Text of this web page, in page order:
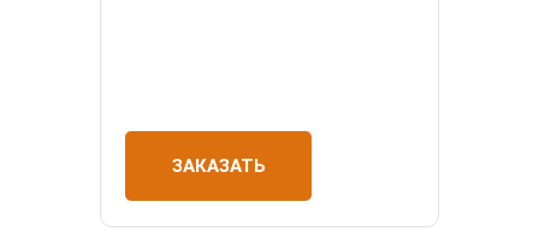
ЗАКАЗАТЬ